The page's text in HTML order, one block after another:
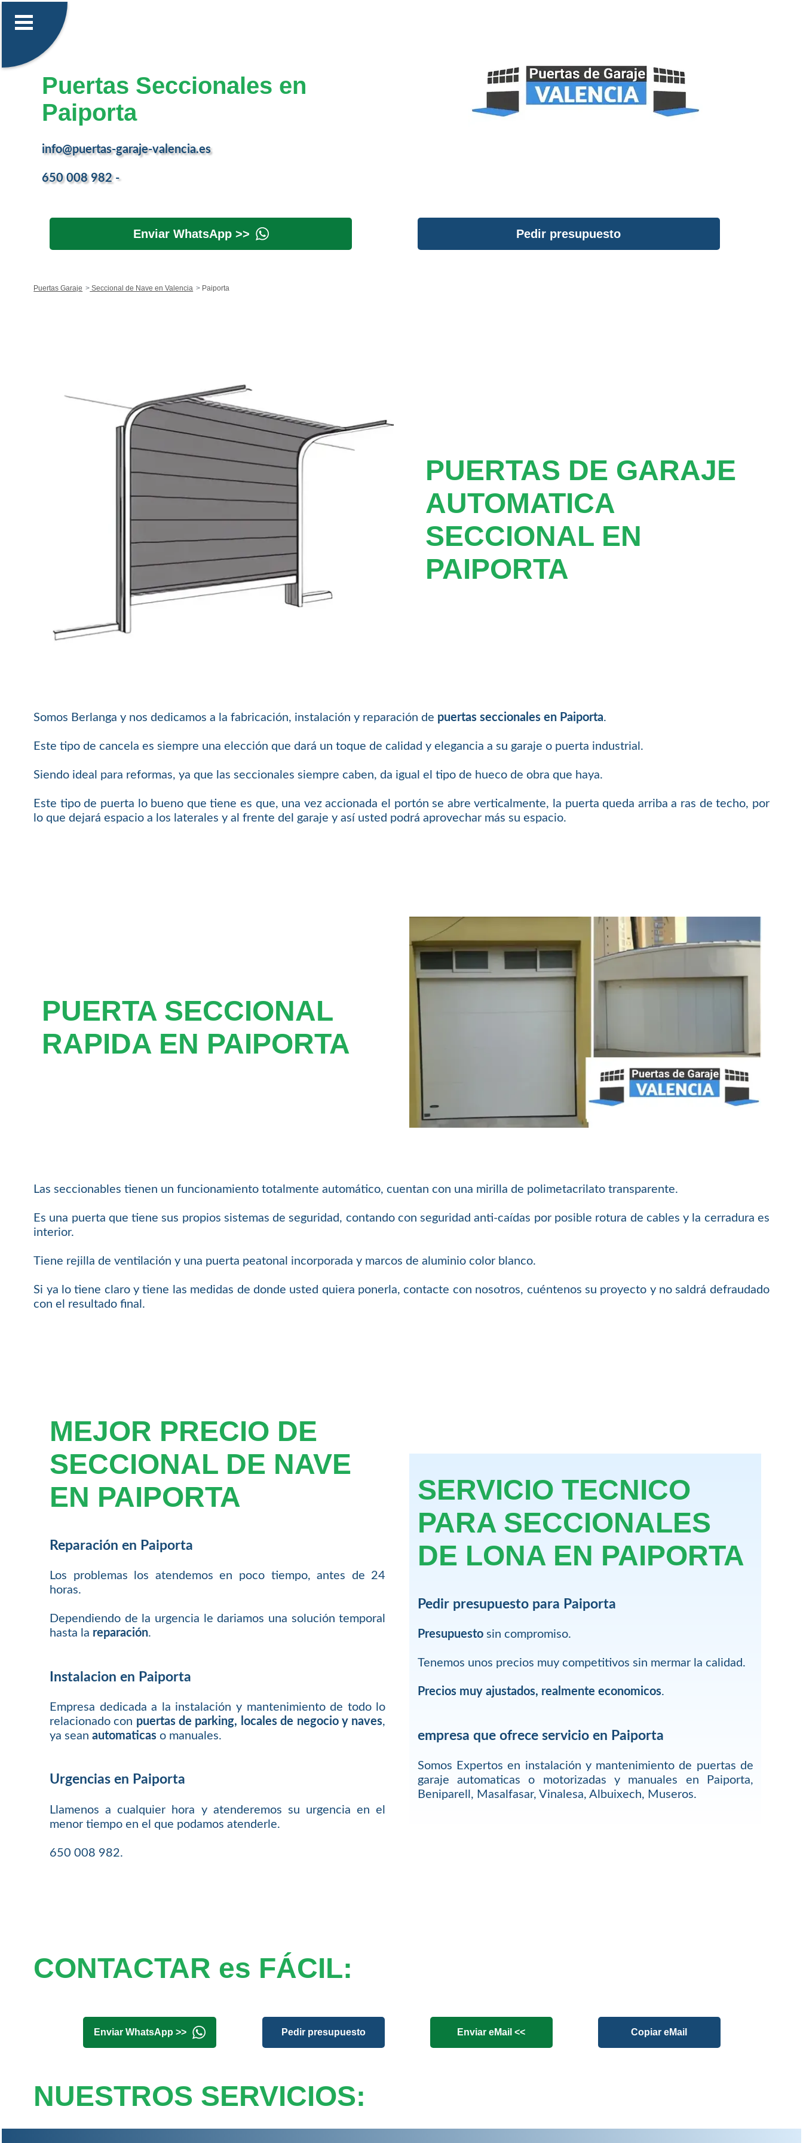
Puertas Seccionales en
Paiporta
info@puertas-garaje-valencia.es
650 008 982 -
Enviar WhatsApp >> Pedir presupuesto
Puertas Garaje Seccional de Nave en Valencia Paiporta
PUERTAS DE GARAJE
AUTOMATICA
SECCIONAL EN
PAIPORTA
Somos Berlanga y nos dedicamos a la fabricación, instalación y reparación de puertas seccionales en Paiporta.
Este tipo de cancela es siempre una elección que dará un toque de calidad y elegancia a su garaje o puerta industrial.
Siendo ideal para reformas, ya que las seccionales siempre caben, da igual el tipo de hueco de obra que haya.
Este tipo de puerta lo bueno que tiene es que, una vez accionada el portón se abre verticalmente, la puerta queda arriba a ras de techo, por
lo que dejará espacio a los laterales y al frente del garaje y así usted podrá aprovechar más su espacio.
PUERTA SECCIONAL
RAPIDA EN PAIPORTA
Las seccionables tienen un funcionamiento totalmente automático, cuentan con una mirilla de polimetacrilato transparente.
Es una puerta que tiene sus propios sistemas de seguridad, contando con seguridad anti-caídas por posible rotura de cables y la cerradura es
interior.
Tiene rejilla de ventilación y una puerta peatonal incorporada y marcos de aluminio color blanco.
Si ya lo tiene claro y tiene las medidas de donde usted quiera ponerla, contacte con nosotros, cuéntenos su proyecto y no saldrá defraudado
con el resultado final.
MEJOR PRECIO DE
SECCIONAL DE NAVE
EN PAIPORTA
Reparación en Paiporta
Los problemas los atendemos en poco tiempo, antes de 24
horas.
Dependiendo de la urgencia le dariamos una solución temporal
hasta la reparación.
Instalacion en Paiporta
Empresa dedicada a la instalación y mantenimiento de todo lo
relacionado con puertas de parking, locales de negocio y naves,
ya seanautomaticas o manuales.
Urgencias en Paiporta
Llamenos a cualquier hora y atenderemos su urgencia en el
menor tiempo en el que podamos atenderle.
650 008 982.
SERVICIO TECNICO
PARA SECCIONALES
DE LONA EN PAIPORTA
Pedir presupuesto para Paiporta
Presupuestosin compromiso.
Tenemos unos precios muy competitivos sin mermar la calidad.
Precios muy ajustados, realmente economicos.
empresa que ofrece servicio en Paiporta
Somos Expertos en instalación y mantenimiento de puertas de
garaje automaticas o motorizadas y manuales en Paiporta,
Beniparell, Masalfasar, Vinalesa, Albuixech, Museros.
CONTACTAR es FÁCIL:
Enviar WhatsApp >> Pedir presupuesto Enviar eMail << Copiar eMail
NUESTROS SERVICIOS: